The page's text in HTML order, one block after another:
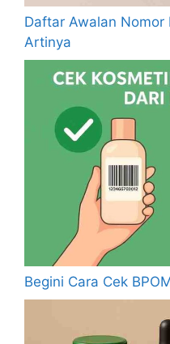
Daftar Awalan Nomor
Artinya
Begini Cara Cek